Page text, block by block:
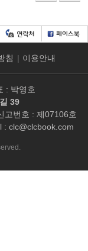
침 | 이용안내
: 박영호
39
고번호 : 제07106호
: clc@clcbook.com